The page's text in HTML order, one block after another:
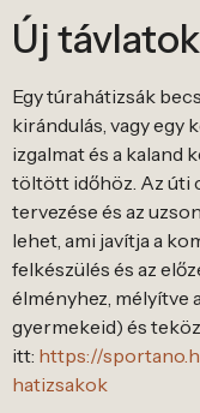
Új
Egy túrahátizsák
kirándulás, vagy egy
izgalmat és a kaland
töltött időhöz. Az úti
tervezése és az
lehet, ami javítja a
felkészülés és az
élményhez, mélyítve
gyermekeid) és
itt: https://
hatizsakok